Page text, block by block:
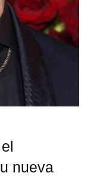
nueva